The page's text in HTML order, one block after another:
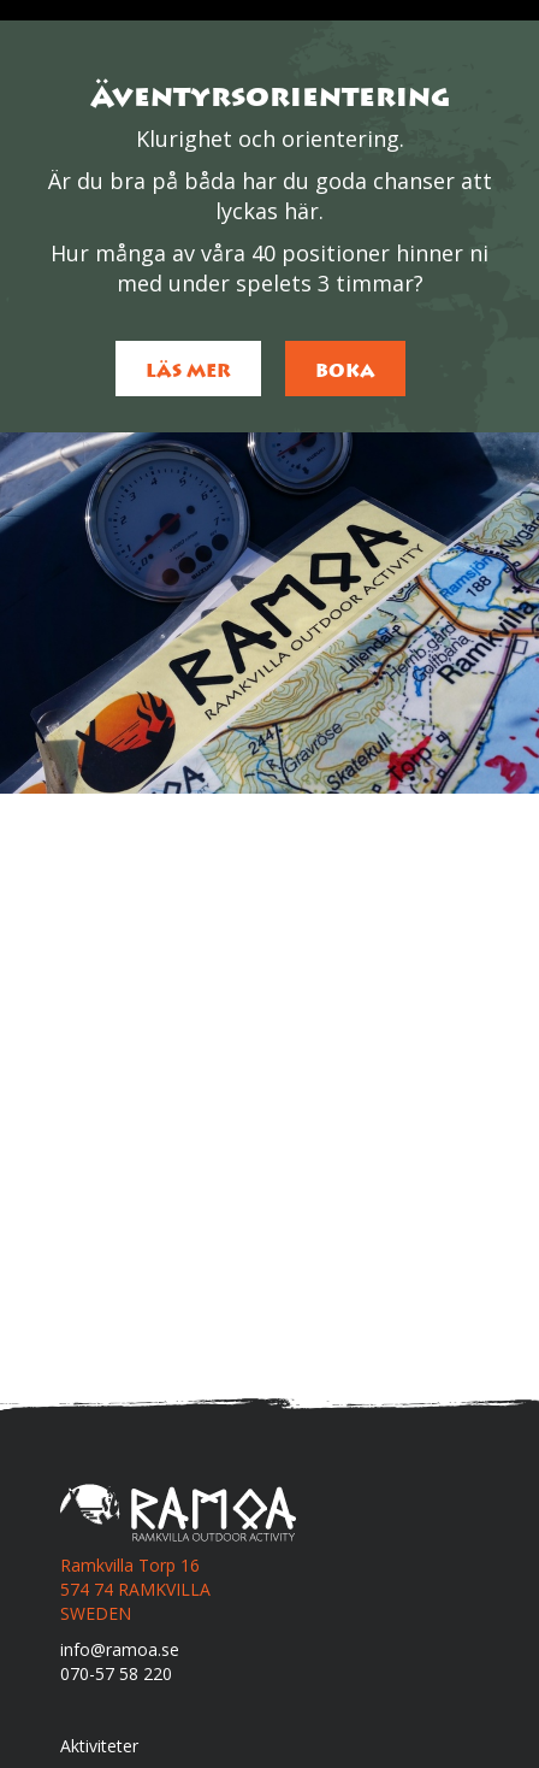
Äventyrsorientering
Klurighet och orientering.
Är du bra på båda har du goda chanser att
lyckas här.
Hur många av våra 40 positioner hinner ni
med under spelets 3 timmar?
LÄS MER BOKA
Ramkvilla Torp 16
574 74 RAMKVILLA
SWEDEN
info@ramoa.se
070-57 58 220
Aktiviteter